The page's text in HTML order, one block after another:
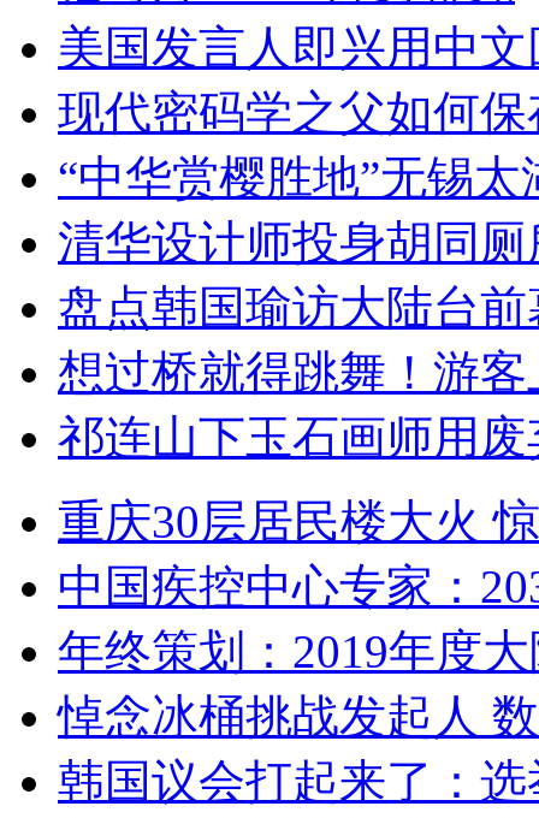
美国发言人即兴用中
现代密码学之父如何
“中华赏樱胜地”无锡
清华设计师投身胡同
盘点韩国瑜访大陆台
想过桥就得跳舞！游客
祁连山下玉石画师用
重庆30层居民楼大火
中国疾控中心专家：
年终策划：2019年度
悼念冰桶挑战发起人
韩国议会打起来了：